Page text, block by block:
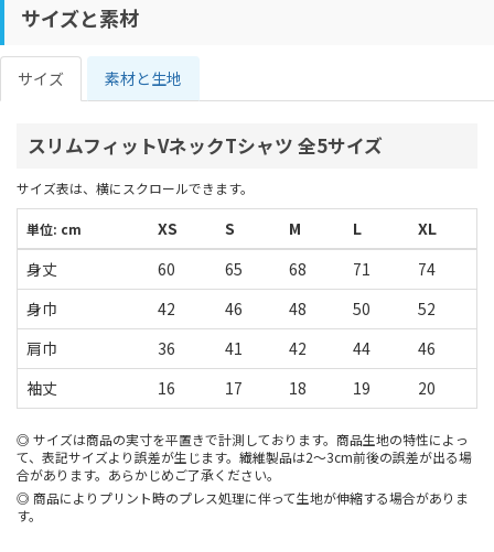
サイズと素材
サイズ 素材と生地
スリムフィットVネックTシャツ 全5サイズ
サイズ表は、横にスクロールできます。
単位: cm XS S M L
XL
身丈
60 65 68 71
74
身巾
42 46 48 50
52
肩巾
36 41 42 44
46
袖丈
16 17 18 19 20
サイズは商品の実寸を平置きで計測しております。商品生地の特性によっ
て、表記サイズより誤差が生じます。繊維製品は2～3cm前後の誤差が出る場
合があります。あらかじめご了承ください。
商品によりプリント時のプレス処理に伴って生地が伸縮する場合がありま
す。